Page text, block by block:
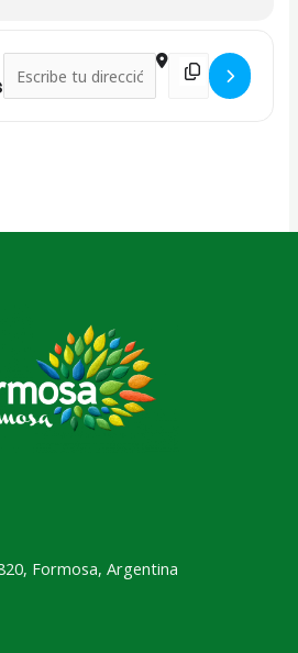
Address - Tres Lagunas []Destination
Formosa, Argentina